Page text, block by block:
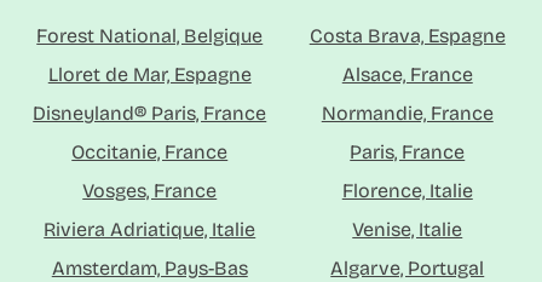
Forest National, Belgique
Costa Brava, Espagne
Lloret de Mar, Espagne
Alsace, France
Disneyland® Paris, France
Normandie, France
Occitanie, France
Paris, France
Vosges, France
Florence, Italie
Riviera Adriatique, Italie
Venise, Italie
Amsterdam, Pays-Bas
Algarve, Portugal